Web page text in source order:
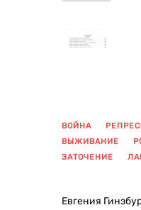
ВОЙНА
ВЫЖИВАНИЕ
ЗАТОЧЕНИЕ
Евгения